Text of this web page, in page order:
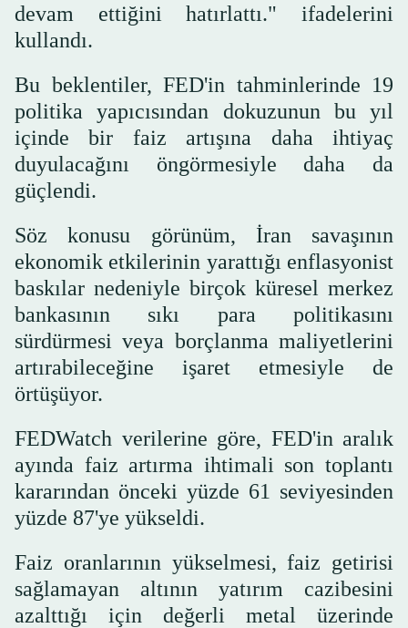
devam ettiğini hatırlattı." ifadelerini
kullandı.
Bu beklentiler, FED'in tahminlerinde 19
politika yapıcısından dokuzunun bu yıl
içinde bir faiz artışına daha ihtiyaç
duyulacağını öngörmesiyle daha da
güçlendi.
Söz konusu görünüm, İran savaşının
ekonomik etkilerinin yarattığı enflasyonist
baskılar nedeniyle birçok küresel merkez
bankasının sıkı para politikasını
sürdürmesi veya borçlanma maliyetlerini
artırabileceğine işaret etmesiyle de
örtüşüyor.
FEDWatch verilerine göre, FED'in aralık
ayında faiz artırma ihtimali son toplantı
kararından önceki yüzde 61 seviyesinden
yüzde 87'ye yükseldi.
Faiz oranlarının yükselmesi, faiz getirisi
sağlamayan altının yatırım cazibesini
azalttığı için değerli metal üzerinde